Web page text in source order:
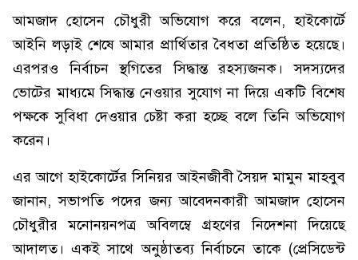
আমজাদ হোসেন চৌধুরী অভিযোগ করে বলেন, হাইকোর্টে
আইনি লড়াই শেষে আমার প্রার্থিতার বৈধতা প্রতিষ্ঠিত হয়েছে।
এরপরও নির্বাচন স্থগিতের সিদ্ধান্ত রহস্যজনক। সদস্যদের
ভোটের মাধ্যমে সিদ্ধান্ত নেওয়ার সুযোগ না দিয়ে একটি বিশেষ
পক্ষকে সুবিধা দেওয়ার চেষ্টা করা হচ্ছে বলে তিনি অভিযোগ
করেন।
এর আগে হাইকোর্টের সিনিয়র আইনজীবী সৈয়দ মামুন মাহবুব
জানান, সভাপতি পদের জন্য আবেদনকারী আমজাদ হোসেন
চৌধুরীর মনোনয়নপত্র অবিলম্বে গ্রহণের নিদেশনা দিয়েছে
আদালত। একই সাথে অনুষ্ঠাতব্য নির্বাচনে তাকে (প্রেসিডেন্ট